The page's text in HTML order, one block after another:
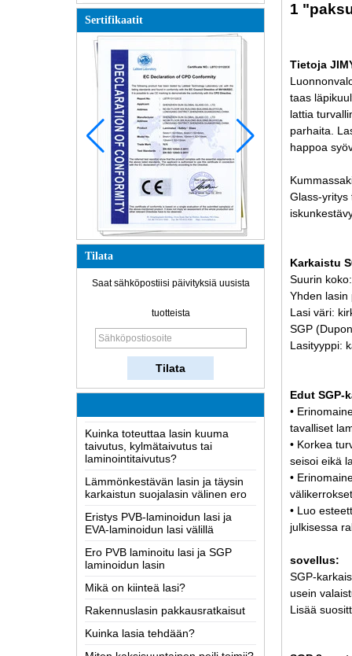
Sertifikaatit
Tilata
Saat sähköpostiisi päivityksiä uusista
tuotteista
Miten kaksisuuntainen peili toimii?
Kattavin Tietoa LOW-E lasi
Mahdolliset syyt laminoidusta
lasista ja liuoksista
laminointitaivutus?
Lämmönkestävän lasin ja täysin
Eristys PVB-laminoidun lasi ja
Ero PVB laminoitu lasi ja SGP
Mikä on kiinteä lasi?
Rakennuslasin pakkausratkaisut
Kuinka lasia tehdään?
Miten kaksisuuntainen peili toimii?
1
Tietoja
taas
lattia
parhaita.
happoa
Glass-yritys
Karkaistu
Suurin
Yhden lasin
Lasi väri:
SGP
Lasityyppi:
Edut
•
tavalliset
• Korkea
seisoi eikä
•
• Luo
julkisessa
sovellus:
SGP-
usein
Lisää